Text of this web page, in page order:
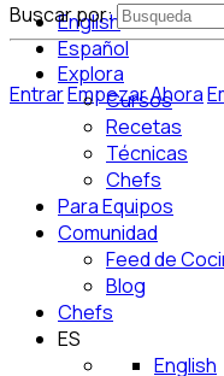
English
Español
EntrarEmpezar Ahora
Buscar por:
Explora
Cursos
Recetas
Técnicas
Chefs
Para Equipos
Comunidad
Feed de
Blog
Chefs
ES
English